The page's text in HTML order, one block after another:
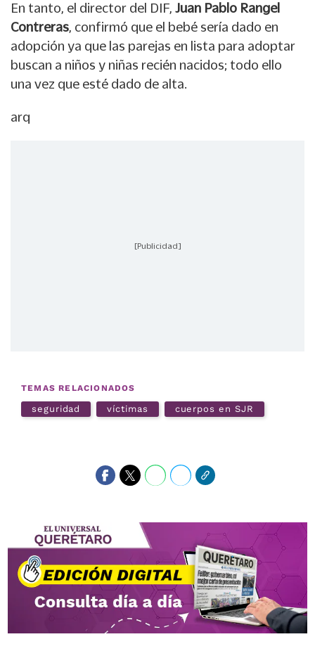
En tanto, el director del DIF, Juan Pablo Rangel
Contreras, confirmó que el bebé sería dado en
adopción ya que las parejas en lista para adoptar
buscan a niños y niñas recién nacidos; todo ello
una vez que esté dado de alta.
arq
[Publicidad]
TEMAS RELACIONADOS
seguridad víctimas cuerpos en SJR